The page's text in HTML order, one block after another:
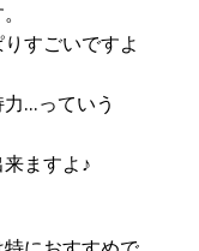
すごいですよ
…っていう
ますよ♪